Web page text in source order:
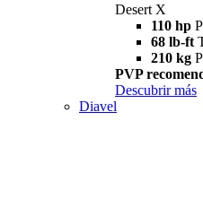
Desert X
110 hp
68 lb-ft
210 kg
PVP
Descubrir más
Diavel